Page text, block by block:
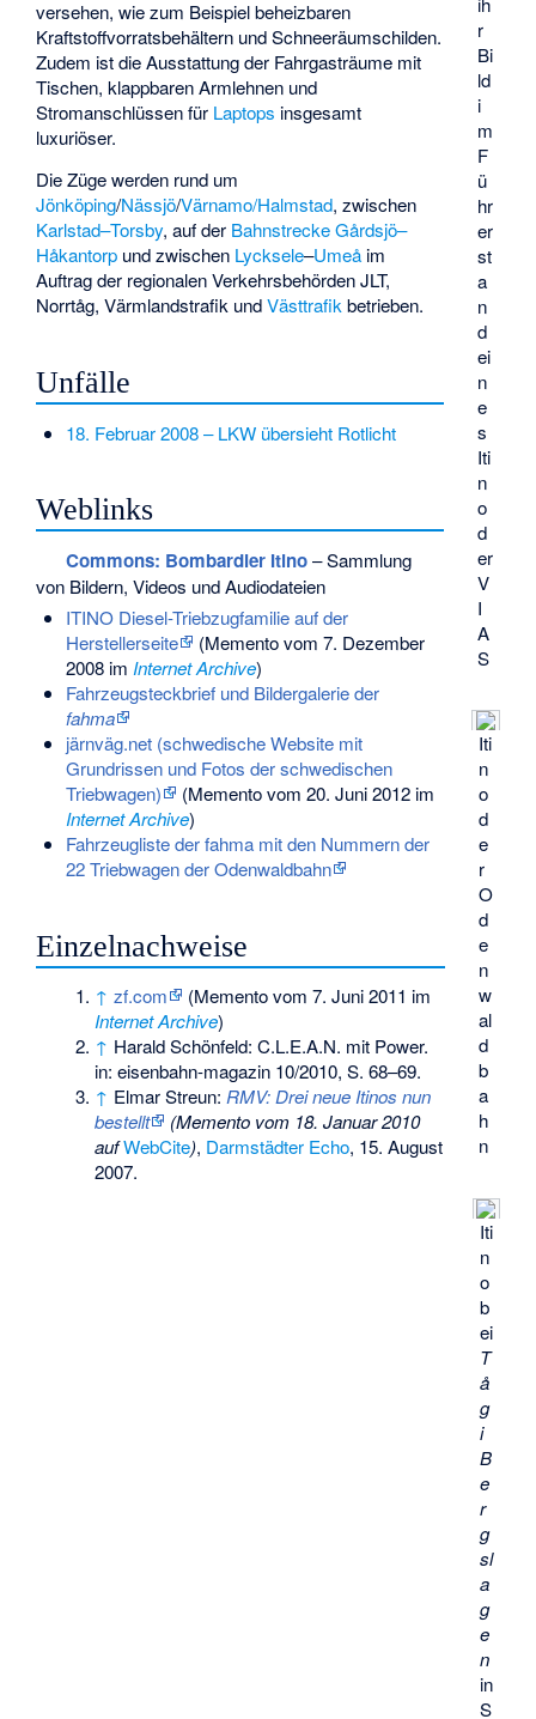
r
Bi
ld
i
m
F
ü
hr
er
st
a
n
d
ei
n
e
s
Iti
n
o
d
er
V
I
A
S
Iti
n
o
d
e
r
O
d
e
n
w
al
d
b
a
h
n
Iti
n
o
b
ei
T
å
g
i
B
e
r
g
sl
a
g
e
n
in
S
versehen, wie zum Beispiel beheizbaren
Kraftstoffvorratsbehältern und Schneeräumschilden.
Zudem ist die Ausstattung der Fahrgasträume mit
Tischen, klappbaren Armlehnen und
Stromanschlüssen für Laptops insgesamt
luxuriöser.
Die Züge werden rund um
Jönköping/Nässjö/Värnamo/Halmstad, zwischen
Karlstad–Torsby, auf der Bahnstrecke Gårdsjö–
Håkantorp und zwischen Lycksele–Umeå im
Auftrag der regionalen Verkehrsbehörden JLT,
Norrtåg, Värmlandstrafik undVästtrafik betrieben.
Unfälle
18. Februar 2008 – LKW übersieht Rotlicht
Weblinks
Commons: Bombardier Itino– Sammlung
von Bildern, Videos und Audiodateien
ITINO Diesel-Triebzugfamilie auf der
Herstellerseite
(Mementovom 7. Dezember
2008 im Internet Archive)
Fahrzeugsteckbrief und Bildergalerie der
fahma
järnväg.net (schwedische Website mit
Grundrissen und Fotos der schwedischen
Triebwagen)
(Mementovom 20. Juni 2012 im
Internet Archive)
Fahrzeugliste der fahma mit den Nummern der
22 Triebwagen der Odenwaldbahn
Einzelnachweise
↑ zf.com (Mementovom 7. Juni 2011 im
Internet Archive)
↑ Harald Schönfeld: C.L.E.A.N. mit Power.
in: eisenbahn-magazin 10/2010, S. 68–69.
↑ Elmar Streun:RMV: Drei neue Itinos nun
bestellt
(Memento vom 18. Januar 2010
aufWebCite), Darmstädter Echo, 15. August
2007.